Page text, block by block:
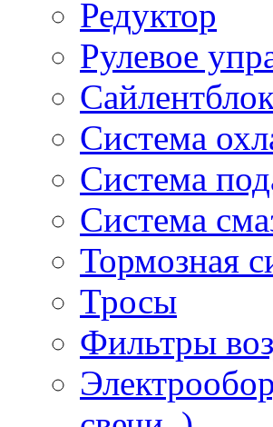
Редуктор
Рулевое
Система
Система
Система
Тормозная
Тросы
Фильтры